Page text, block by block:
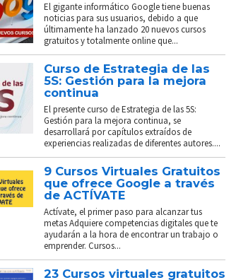
El gigante informático Google tiene buenas
noticias para sus usuarios, debido a que
últimamente ha lanzado 20 nuevos cursos
gratuitos y totalmente online que...
Curso de Estrategia de las
5S: Gestión para la mejora
continua
El presente curso de Estrategia de las 5S:
Gestión para la mejora continua, se
desarrollará por capítulos extraídos de
experiencias realizadas de diferentes autores....
9 Cursos Virtuales Gratuitos
que ofrece Google a través
de ACTÍVATE
Actívate, el primer paso para alcanzar tus
metas Adquiere competencias digitales que te
ayudarán a la hora de encontrar un trabajo o
emprender. Cursos...
23 Cursos virtuales gratuitos